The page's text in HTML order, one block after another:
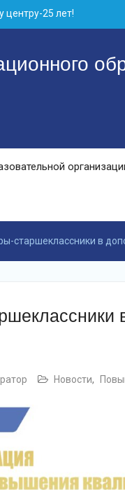
центру-25 лет!
группа
старшеклассники в
Новости,